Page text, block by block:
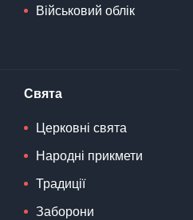
Військовий облік
Свята
Церковні свята
Народні прикмети
Традиції
Заборони